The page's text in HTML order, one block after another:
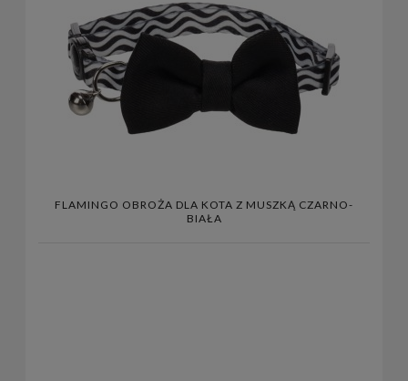
FLAMINGO OBROŻA DLA KOTA Z MUSZKĄ CZARNO-
BIAŁA